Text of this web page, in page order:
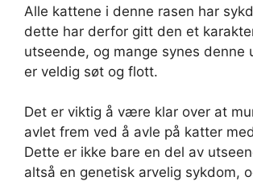
Alle kattene i denne rasen har
dette har derfor gitt den et
utseende, og mange synes denne
er veldig søt og flott.
Det er viktig å være klar over at
avlet frem ved å avle på katter
Dette er ikke bare en del av
altså en genetisk arvelig sykdom,